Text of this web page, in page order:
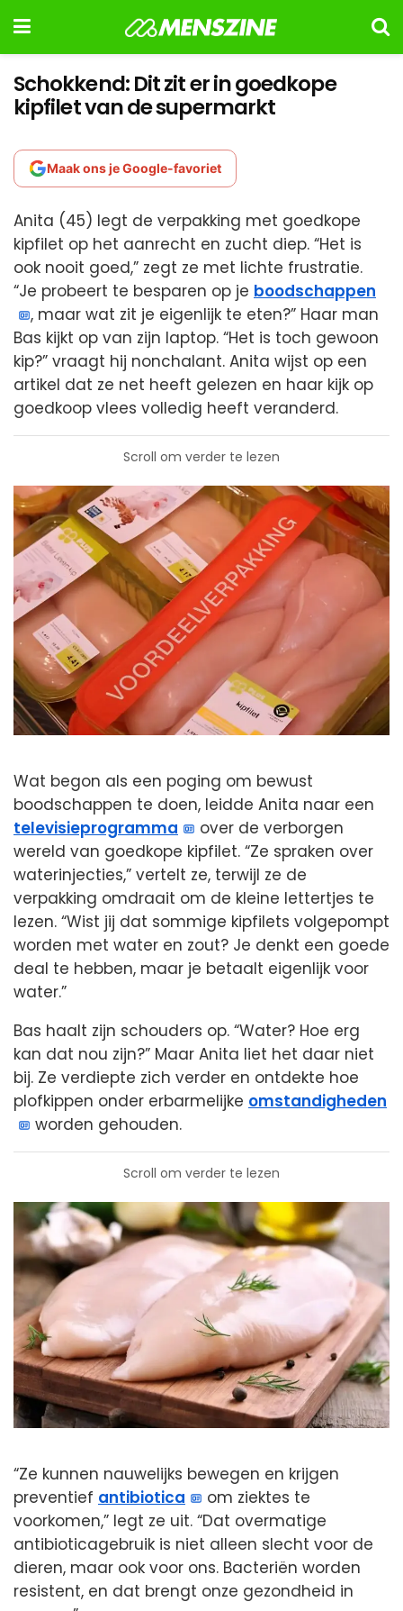
Schokkend: Dit zit er in goedkope
kipfilet van de supermarkt
Maak ons je Google-favoriet
Anita (45) legt de verpakking met goedkope
kipfilet op het aanrecht en zucht diep. “Het is
ook nooit goed,” zegt ze met lichte frustratie.
“Je probeert te besparen op je boodschappen
, maar wat zit je eigenlijk te eten?” Haar man
Bas kijkt op van zijn laptop. “Het is toch gewoon
kip?” vraagt hij nonchalant. Anita wijst op een
artikel dat ze net heeft gelezen en haar kijk op
goedkoop vlees volledig heeft veranderd.
Scroll om verder te lezen
Wat begon als een poging om bewust
boodschappen te doen, leidde Anita naar een
televisieprogramma
over de verborgen
wereld van goedkope kipfilet. “Ze spraken over
waterinjecties,” vertelt ze, terwijl ze de
verpakking omdraait om de kleine lettertjes te
lezen. “Wist jij dat sommige kipfilets volgepompt
worden met water en zout? Je denkt een goede
deal te hebben, maar je betaalt eigenlijk voor
water.”
Bas haalt zijn schouders op. “Water? Hoe erg
kan dat nou zijn?” Maar Anita liet het daar niet
bij. Ze verdiepte zich verder en ontdekte hoe
plofkippen onder erbarmelijke omstandigheden
worden gehouden.
Scroll om verder te lezen
“Ze kunnen nauwelijks bewegen en krijgen
preventief antibiotica
om ziektes te
voorkomen,” legt ze uit. “Dat overmatige
antibioticagebruik is niet alleen slecht voor de
dieren, maar ook voor ons. Bacteriën worden
resistent, en dat brengt onze gezondheid in